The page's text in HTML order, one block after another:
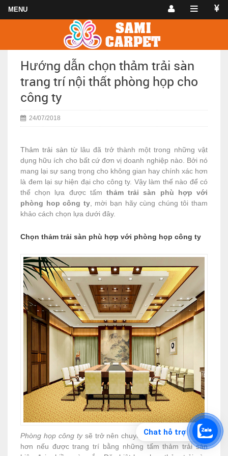
Hướng dẫn chọn thảm trải sàn
trang trí nội thất phòng họp cho
công ty
24/07/2018
Thảm trải sàn từ lâu đã trở thành một trong những vật
dụng hữu ích cho bất cứ đơn vị doanh nghiệp nào. Bởi nó
mang lại sự sang trọng cho không gian hay chính xác hơn
là đem lại sự hiện đại cho công ty. Vậy làm thế nào để có
thể chọn lựa được tấm thảm trải sàn phù hợp với
phòng hop công ty, mời bạn hãy cùng chúng tôi tham
khảo cách chọn lựa dưới đây.
Chọn thảm trải sàn phù hợp với phòng họp công ty
Phòng họp công tysẽ trở nên chuyên nghiệp và hiện đại
hơn nếu được trang trí bằng những tấm thảm trải sàn
Chat hỗ trợ